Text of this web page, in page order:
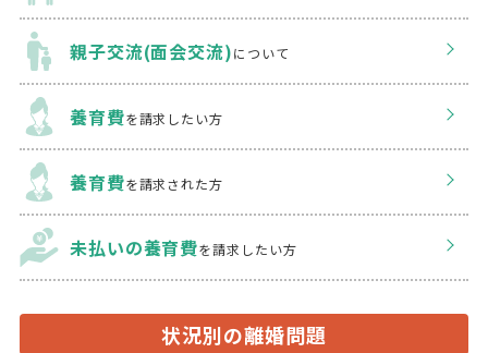
親子交流(面会交流)について
養育費を請求したい方
養育費を請求された方
未払いの養育費を請求したい方
状況別の離婚問題